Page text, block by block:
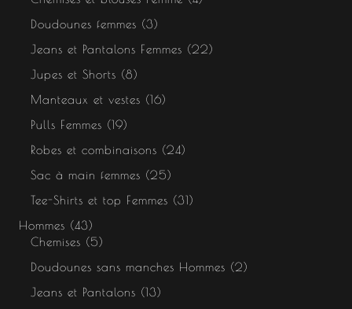
Doudounes femmes
3
Jeans et Pantalons Femmes
22
Jupes et Shorts
8
Manteaux et vestes
16
Pulls Femmes
19
Robes et combinaisons
24
Sac à main femmes
25
Tee-Shirts et top Femmes
31
Hommes
43
Chemises
5
Doudounes sans manches Hommes
2
Jeans et Pantalons
13